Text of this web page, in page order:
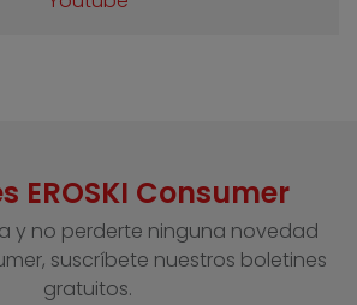
EROSKI Consumer
y no perderte ninguna novedad
suscríbete nuestros boletines
gratuitos.